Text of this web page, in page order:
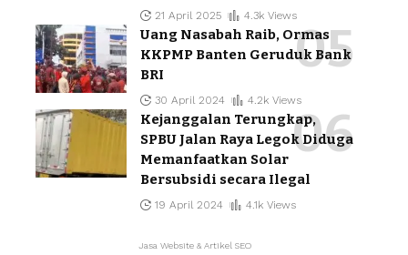
21 April 2025 4.3k Views
Uang Nasabah Raib, Ormas
KKPMP Banten Geruduk Bank
BRI
30 April 2024 4.2k Views
Kejanggalan Terungkap,
SPBU Jalan Raya Legok Diduga
Memanfaatkan Solar
Bersubsidi secara Ilegal
19 April 2024 4.1k Views
Jasa Website & Artikel SEO